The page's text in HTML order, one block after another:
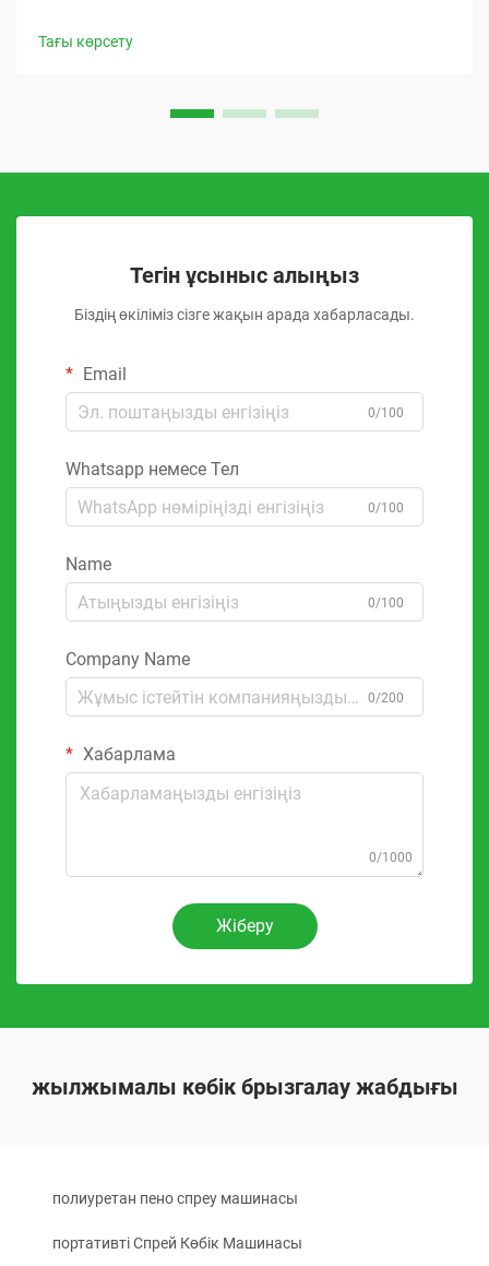
Тағы көрсету
Тегін ұсыныс алыңыз
Біздің өкіліміз сізге жақын арада хабарласады.
Email
0/100
Whatsapp немесе Тел
0/100
Name
0/100
Company Name
0/200
Хабарлама
0/1000
Жіберу
жылжымалы көбік брызгалау жабдығы
полиуретан пено спреу машинасы
портативті Спрей Көбік Машинасы